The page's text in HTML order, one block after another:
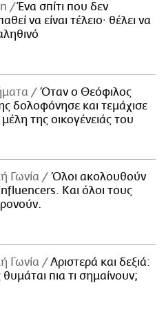
Ένα σπίτι που δεν
να είναι τέλειο· θέλει να
Όταν ο Θεόφιλος
δολοφόνησε και τεμάχισε
μέλη της οικογένειάς του
Γωνία
Όλοι ακολουθούν
Και όλοι τους
Γωνία
Αριστερά και δεξιά:
θυμάται πια τι σημαίνουν;